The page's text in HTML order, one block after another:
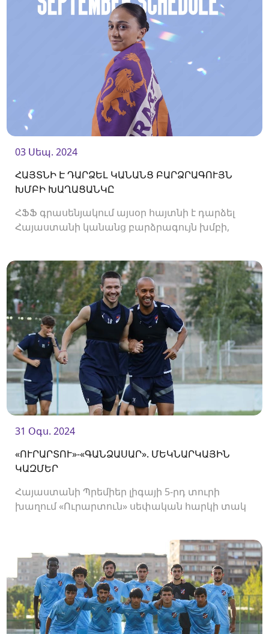
03 Սեպ. 2024
ՀԱՅՏՆԻ Է ԴԱՐՁԵԼ ԿԱՆԱՆՑ ԲԱՐՁՐԱԳՈՒՅՆ
ԽՄԲԻ ԽԱՂԱՑԱՆԿԸ
ՀՖՖ գրասենյակում այսօր հայտնի է դարձել
Հայաստանի կանանց բարձրագույն խմբի,
31 Օգս. 2024
«ՈՒՐԱՐՏՈՒ»-«ԳԱՆՁԱՍԱՐ». ՄԵԿՆԱՐԿԱՅԻՆ
ԿԱԶՄԵՐ
Հայաստանի Պրեմիեր լիգայի 5-րդ տուրի
խաղում «Ուրարտուն» սեփական հարկի տակ
կմեկնարկի 19։00-ին։